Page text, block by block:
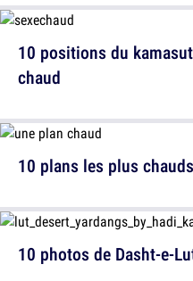
10 positions du
chaud
10 photos de Dasht-e-
10 plans les plus